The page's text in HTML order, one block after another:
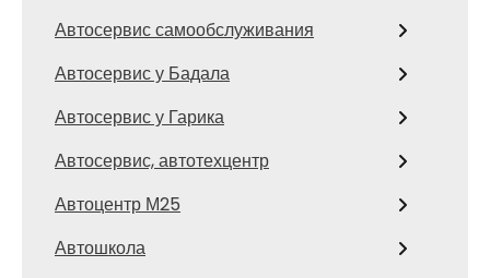
Автосервис самообслуживания
Автосервис у Бадала
Автосервис у Гарика
Автосервис, автотехцентр
Автоцентр М25
Автошкола